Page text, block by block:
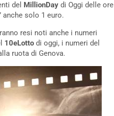
del
MillionDay di Oggi delle ore
anche solo 1 euro.
resi noti anche i numeri
10eLotto di oggi, i numeri del
ruota di Genova.